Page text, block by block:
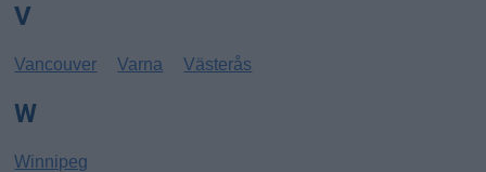
V
Vancouver Varna Västerås
W
Winnipeg